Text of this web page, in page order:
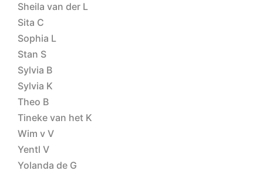
Sheila van der L
Sita C
Sophia L
Stan S
Sylvia B
Sylvia K
Theo B
Tineke van het K
Wim v V
Yentl V
Yolanda de G